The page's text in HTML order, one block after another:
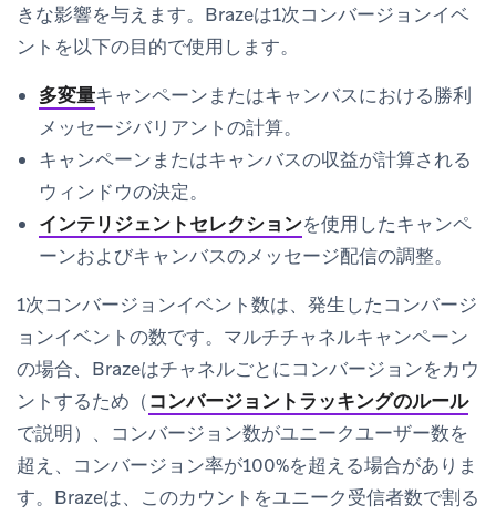
きな影響を与えます。Brazeは1次コンバージョンイベ
ントを以下の目的で使用します。
多変量キャンペーンまたはキャンバスにおける勝利
メッセージバリアントの計算。
キャンペーンまたはキャンバスの収益が計算される
ウィンドウの決定。
インテリジェントセレクションを使用したキャンペ
ーンおよびキャンバスのメッセージ配信の調整。
1次コンバージョンイベント数は、発生したコンバージ
ョンイベントの数です。マルチチャネルキャンペーン
の場合、Brazeはチャネルごとにコンバージョンをカウ
ントするため（コンバージョントラッキングのルール
で説明）、コンバージョン数がユニークユーザー数を
超え、コンバージョン率が100%を超える場合がありま
す。Brazeは、このカウントをユニーク受信者数で割る